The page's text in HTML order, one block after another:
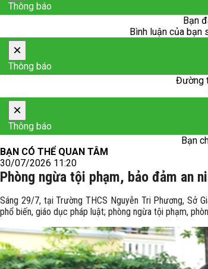
Thông báo
Bạn
Bình luận của bạn
×
Thông báo
Đường
×
Thông báo
Bạn
BẠN CÓ THỂ QUAN TÂM
30/07/2026 11:20
Phòng ngừa tội phạm, bảo đảm an
Sáng 29/7, tại Trường THCS Nguyễn Tri Phương, Sở
phổ biến, giáo dục pháp luật; phòng ngừa tội phạm,